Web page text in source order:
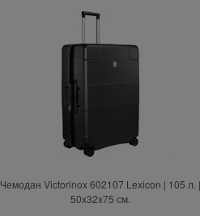
Чемодан Victorinox 602107 Lexicon | 105 л. |
50x32x75 см.